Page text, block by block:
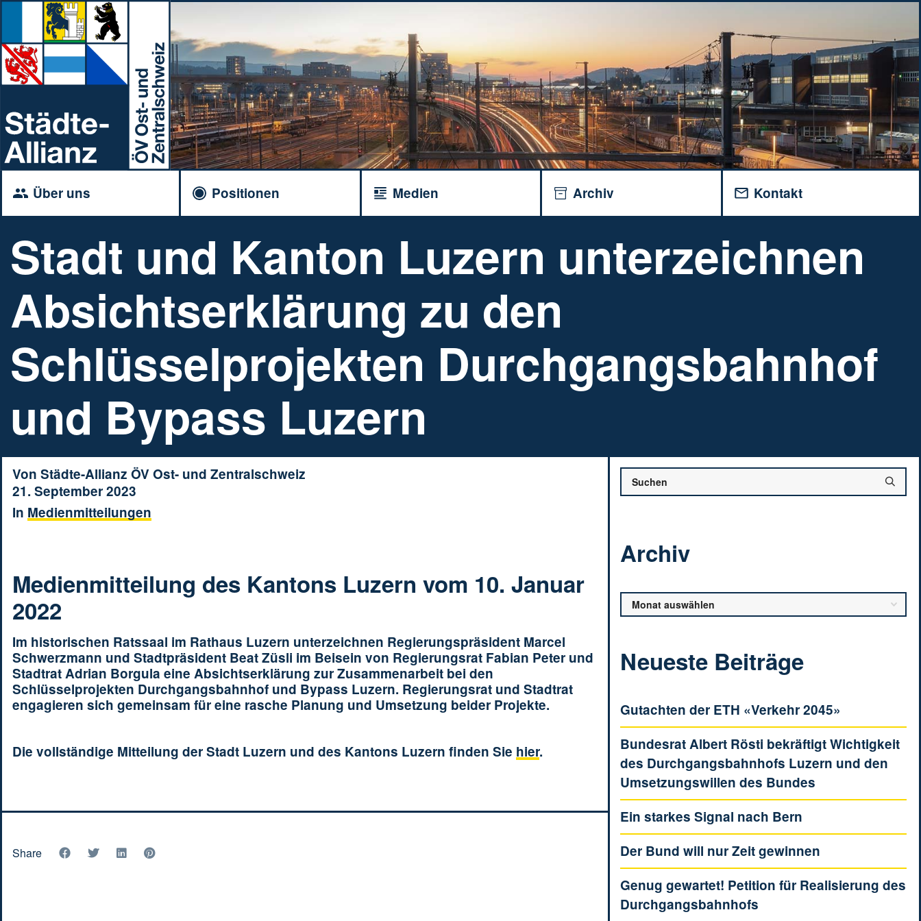
Über uns Positionen Medien Archiv Kontakt
Stadt und Kanton Luzern unterzeichnen
Absichtserklärung zu den
Schlüsselprojekten Durchgangsbahnhof
und Bypass Luzern
Von Städte-Allianz ÖV Ost- und Zentralschweiz
21. September 2023
In Medienmitteilungen
Medienmitteilung des Kantons Luzern vom 10. Januar
2022
Im historischen Ratssaal im Rathaus Luzern unterzeichnen Regierungspräsident Marcel
Schwerzmann und Stadtpräsident Beat Züsli im Beisein von Regierungsrat Fabian Peter und
Stadtrat Adrian Borgula eine Absichtserklärung zur Zusammenarbeit bei den
Schlüsselprojekten Durchgangsbahnhof und Bypass Luzern. Regierungsrat und Stadtrat
engagieren sich gemeinsam für eine rasche Planung und Umsetzung beider Projekte.
Die vollständige Mitteilung der Stadt Luzern und des Kantons Luzern finden Sie hier.
Share
Archiv
Archiv
Neueste Beiträge
Gutachten der ETH «Verkehr 2045»
Bundesrat Albert Rösti bekräftigt Wichtigkeit
des Durchgangsbahnhofs Luzern und den
Umsetzungswillen des Bundes
Ein starkes Signal nach Bern
Der Bund will nur Zeit gewinnen
Genug gewartet! Petition für Realisierung des
Durchgangsbahnhofs